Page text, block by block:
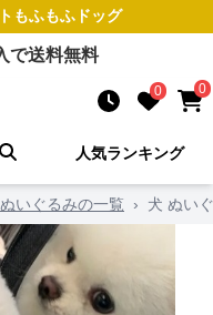
もふもふドッグ
で送料無料
0 0
人気ランキング
いぐるみの一覧 › 犬 ぬい